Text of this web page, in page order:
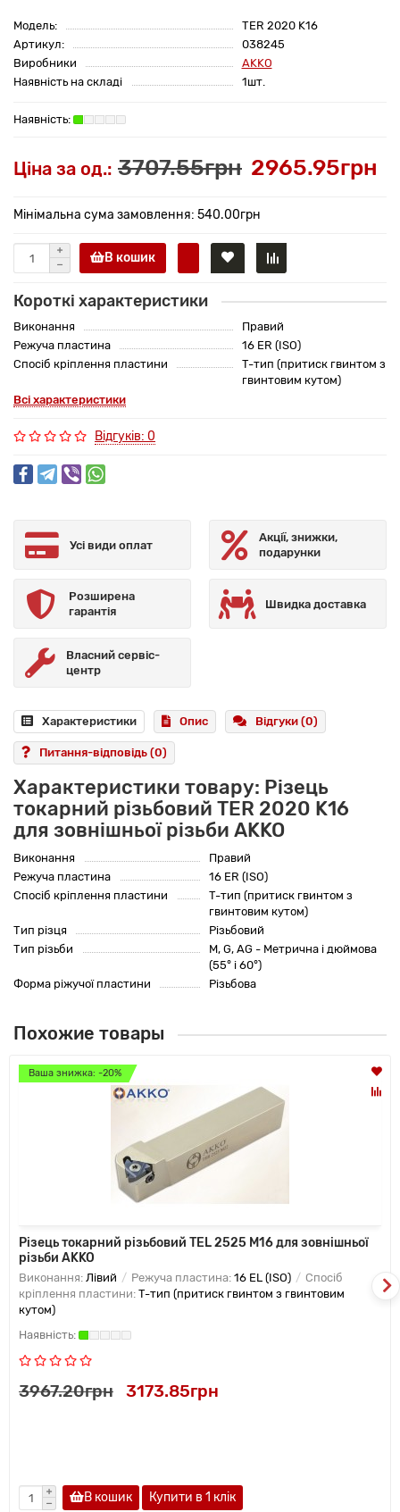
Модель:
TER 2020 K16
Артикул:
038245
Виробники
AKKO
Наявність на складі
1шт.
Ціна за од.: 3707.55грн 2965.95грн
Мінімальна сума замовлення: 540.00грн
В кошик
Короткі характеристики
Виконання
Правий
Режуча пластина
16 ER (ISO)
Спосіб кріплення пластини
T-тип (притиск гвинтом з
гвинтовим кутом)
Всі характеристики
Відгуків: 0
Усі види оплат
Акції, знижки,
подарунки
Розширена
гарантія
Швидка доставка
Власний сервіс-
центр
Характеристики Опис Відгуки (0)
Питання-відповідь (0)
Характеристики товару: Різець
токарний різьбовий TER 2020 K16
для зовнішньої різьби AKKO
Виконання
Правий
Режуча пластина
16 ER (ISO)
Спосіб кріплення пластини
T-тип (притиск гвинтом з
гвинтовим кутом)
Тип різця
Різьбовий
Тип різьби
M, G, AG - Метрична і дюймова
(55° і 60°)
Форма ріжучої пластини
Різьбова
Похожие товары
Ваша знижка: -20%
Різець токарний різьбовий TEL 2525 M16 для зовнішньої
різьби AKKO
Виконання: Лівий Режуча пластина: 16 EL (ISO)
Спосіб
кріплення пластини: T-тип (притиск гвинтом з гвинтовим
кутом)
3967.20грн 3173.85грн
В кошик Купити в 1 клiк